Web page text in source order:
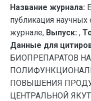
Название журнала:
публикация
журнале, Выпуск: ,
Данные для
БИОПРЕПАРАТОВ
ПОВЫШЕНИЯ
ЦЕНТРАЛЬНОЙ